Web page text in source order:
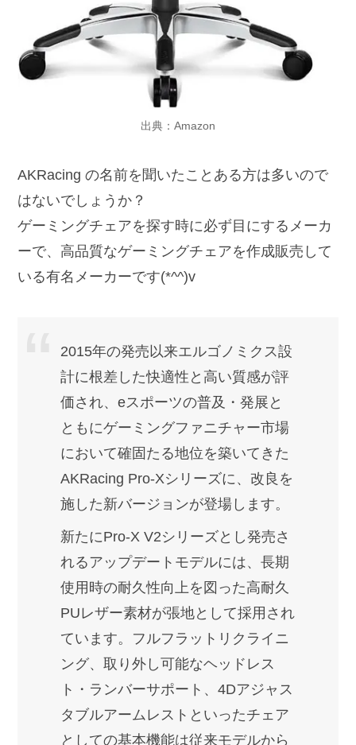
出典：Amazon
AKRacing の名前を聞いたことある方は多いので
はないでしょうか？
ゲーミングチェアを探す時に必ず目にするメーカ
ーで、高品質なゲーミングチェアを作成販売して
いる有名メーカーです(*^^)v
2015年の発売以来エルゴノミクス設
計に根差した快適性と高い質感が評
価され、eスポーツの普及・発展と
ともにゲーミングファニチャー市場
において確固たる地位を築いてきた
AKRacing Pro-Xシリーズに、改良を
施した新バージョンが登場します。
新たにPro-X V2シリーズとし発売さ
れるアップデートモデルには、長期
使用時の耐久性向上を図った高耐久
PUレザー素材が張地として採用され
ています。フルフラットリクライニ
ング、取り外し可能なヘッドレス
ト・ランバーサポート、4Dアジャス
タブルアームレストといったチェア
としての基本機能は従来モデルから